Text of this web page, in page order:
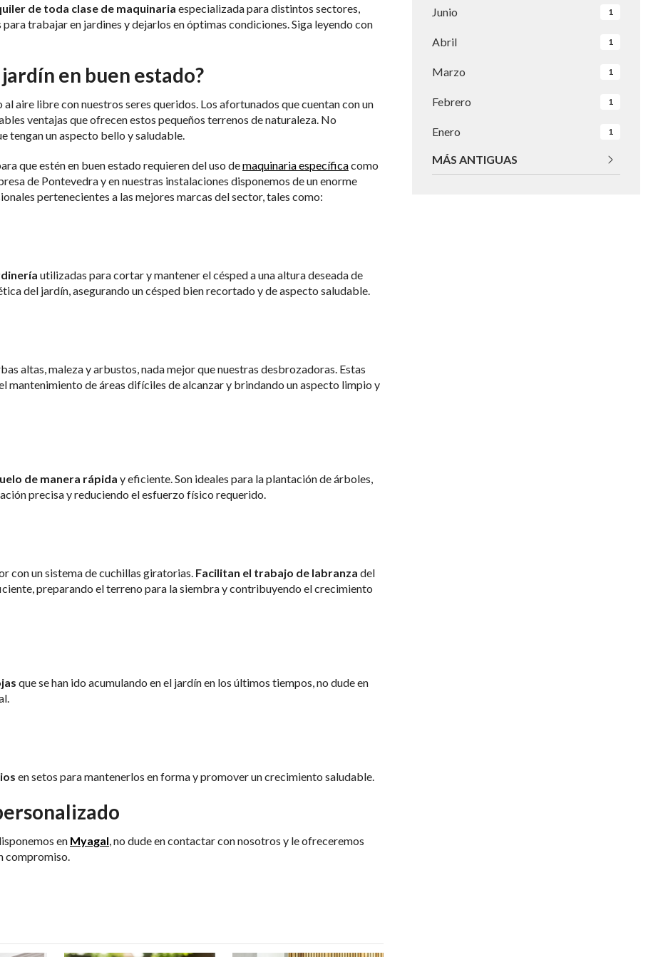
de toda clase de maquinaria especializada para distintos sectores,
trabajar en jardines y dejarlos en óptimas condiciones. Siga leyendo con
en buen estado?
aire libre con nuestros seres queridos. Los afortunados que cuentan con un
ventajas que ofrecen estos pequeños terrenos de naturaleza. No
tengan un aspecto bello y saludable.
que estén en buen estado requieren del uso demaquinaria específicacomo
de Pontevedra y en nuestras instalaciones disponemos de un enorme
pertenecientes a las mejores marcas del sector, tales como:
utilizadas para cortar y mantener el césped a una altura deseada de
del jardín, asegurando un césped bien recortado y de aspecto saludable.
altas, maleza y arbustos, nada mejor que nuestras desbrozadoras. Estas
de áreas difíciles de alcanzar y brindando un aspecto limpio y
de manera rápida y eficiente. Son ideales para la plantación de árboles,
precisa y reduciendo el esfuerzo físico requerido.
con un sistema de cuchillas giratorias. Facilitan el trabajo de labranza del
preparando el terreno para la siembra y contribuyendo el crecimiento
que se han ido acumulando en el jardín en los últimos tiempos, no dude en
en setos para mantenerlos en forma y promover un crecimiento saludable.
en Myagal , no dude en contactar con nosotros y le ofreceremos
compromiso.
Junio 1
Abril 1
Marzo 1
Febrero 1
Enero 1
MÁS ANTIGUAS